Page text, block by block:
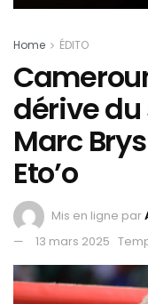
Home ÉDITO
dérive
Marc
Eto’o
Mis en ligne par
13 mars 2025